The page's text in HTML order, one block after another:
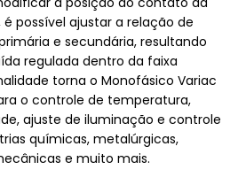
possível ajustar a relação de
e secundária, resultando
regulada dentro da faixa
torna o Monofásico Variac
o controle de temperatura,
ajuste de iluminação e controle
químicas, metalúrgicas,
e muito mais.